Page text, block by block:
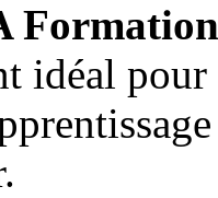
Formation
idéal